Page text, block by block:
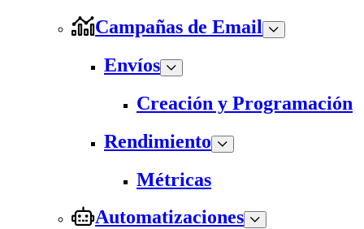
Campañas de Email
Envíos
Creación y Programación
Rendimiento
Métricas
Automatizaciones